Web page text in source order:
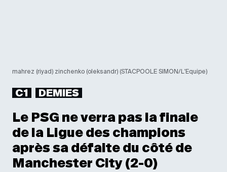
mahrez (riyad) zinchenko (oleksandr) (STACPOOLE SIMON/L'Equipe)
C1 DEMIES
Le PSG ne verra pas la finale
de la Ligue des champions
après sa défaite du côté de
Manchester City (2-0)